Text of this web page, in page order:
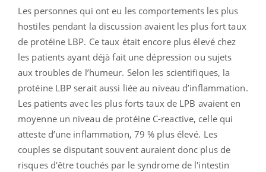
Les personnes qui ont eu les comportements les plus
hostiles pendant la discussion avaient les plus fort taux
de protéine LBP. Ce taux était encore plus élevé chez
les patients ayant déjà fait une dépression ou sujets
aux troubles de l’humeur. Selon les scientifiques, la
protéine LBP serait aussi liée au niveau d’inflammation.
Les patients avec les plus forts taux de LPB avaient en
moyenne un niveau de protéine C-reactive, celle qui
atteste d’une inflammation, 79 % plus élevé. Les
couples se disputant souvent auraient donc plus de
risques d'être touchés par le syndrome de l'intestin